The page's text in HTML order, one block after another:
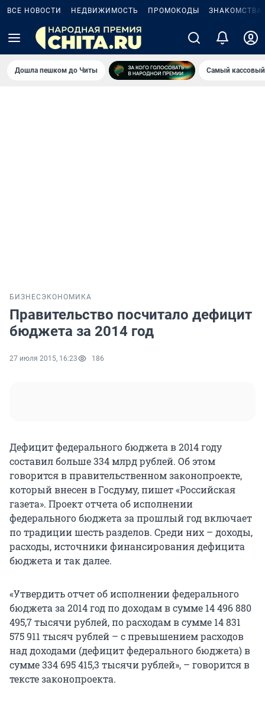
ВСЕ НОВОСТИ НЕДВИЖИМОСТЬ ПРОМОКОДЫ ЗНАКОМСТВА
Дошла пешком до Читы Самый
БИЗНЕС ЭКОНОМИКА
Правительство посчитало дефицит
бюджета за 2014 год
27 июля 2015, 16:23 186
Дефицит федерального бюджета в 2014 году
составил больше 334 млрд рублей. Об этом
говорится в правительственном законопроекте,
который внесен в Госдуму, пишет «Российская
газета». Проект отчета об исполнении
федерального бюджета за прошлый год включает
по традиции шесть разделов. Среди них – доходы,
расходы, источники финансирования дефицита
бюджета и так далее.
«Утвердить отчет об исполнении федерального
бюджета за 2014 год по доходам в сумме 14 496 880
495,7 тысячи рублей, по расходам в сумме 14 831
575 911 тысяч рублей – с превышением расходов
над доходами (дефицит федерального бюджета) в
сумме 334 695 415,3 тысячи рублей», – говорится в
тексте законопроекта.